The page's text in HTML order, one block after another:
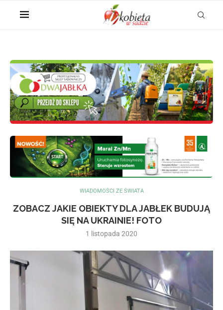
WIADOMOŚCI ZE ŚWIATA
ZOBACZ JAKIE OBIEKTY DLA JABŁEK BUDUJĄ
SIĘ NA UKRAINIE! FOTO
1 listopada 2020